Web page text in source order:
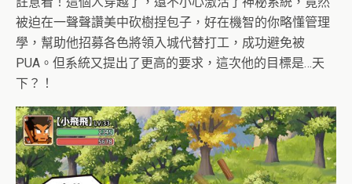
被迫在一聲聲讚美中砍樹捏包子，好在機智的你略懂管理
學，幫助他招募各色將領入城代替打工，成功避免被
PUA。但系統又提出了更高的要求，這次他的目標是…天
下？！